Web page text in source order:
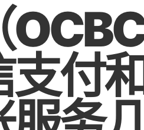
支付